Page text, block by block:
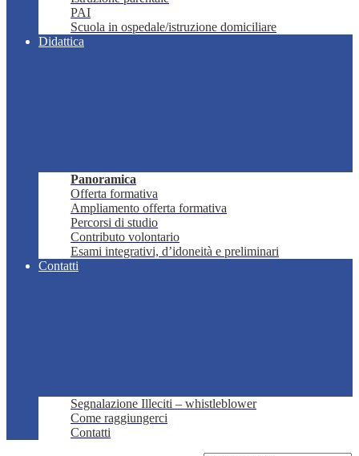
PAI
Scuola in ospedale/istruzione domiciliare
Didattica
Panoramica
Offerta formativa
Ampliamento offerta formativa
Percorsi di studio
Contributo volontario
Esami integrativi, d’idoneità e preliminari
Contatti
Segnalazione Illeciti – whistleblower
Come raggiungerci
Contatti